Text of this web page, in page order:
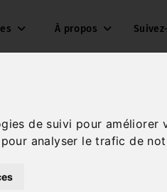
de suivi pour
analyser le trafic de
À propos